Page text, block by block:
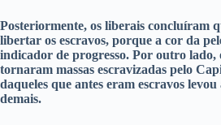
Posteriormente, os liberais concluíram
libertar os escravos, porque a cor da
indicador de progresso. Por outro lado,
tornaram massas escravizadas pelo
daqueles que antes eram escravos
demais.